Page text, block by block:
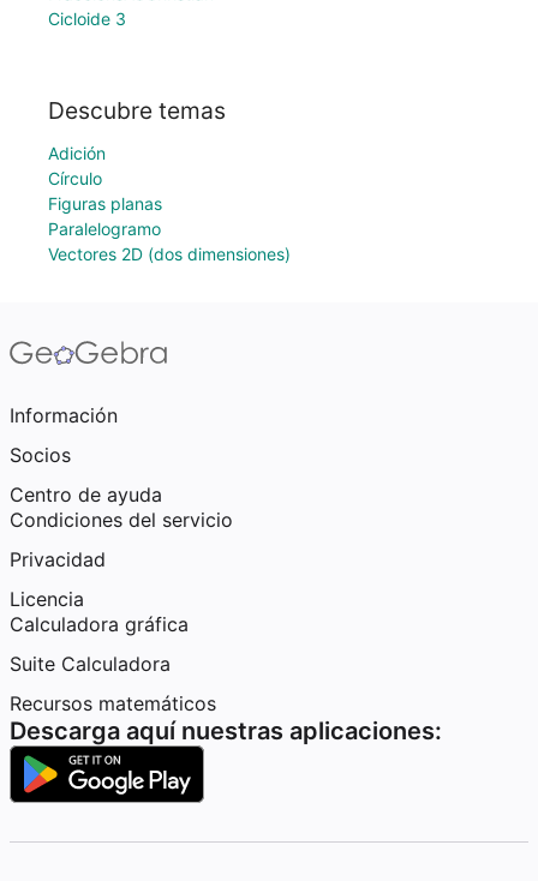
Cicloide 3
Descubre temas
Adición
Círculo
Figuras planas
Paralelogramo
Vectores 2D (dos dimensiones)
Información
Socios
Centro de ayuda
Condiciones del servicio
Privacidad
Licencia
Calculadora gráfica
Suite Calculadora
Recursos matemáticos
Descarga aquí nuestras aplicaciones: